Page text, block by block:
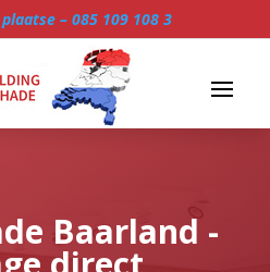
– 085 109 108 3
Baarland -